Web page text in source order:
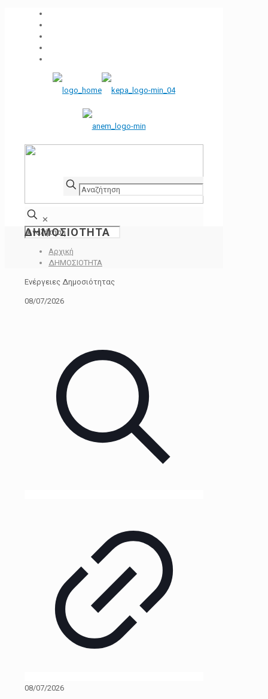
✕
ΔΗΜΟΣΙΟΤΗΤΑ
Αρχική
ΔΗΜΟΣΙΟΤΗΤΑ
Ενέργειες Δημοσιότητας
08/07/2026
08/07/2026